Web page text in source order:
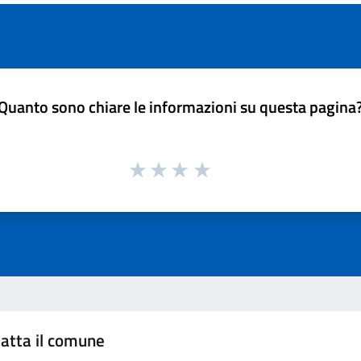
sono chiare le informazioni su questa
il comune